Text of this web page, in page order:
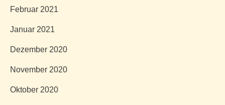
Februar 2021
Januar 2021
Dezember 2020
November 2020
Oktober 2020